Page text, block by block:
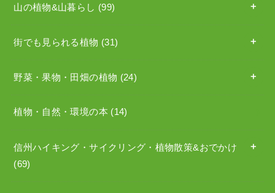
山の植物&山暮らし (99)
街でも見られる植物 (31)
野菜・果物・田畑の植物 (24)
植物・自然・環境の本 (14)
信州ハイキング・サイクリング・植物散策&おでかけ
(69)